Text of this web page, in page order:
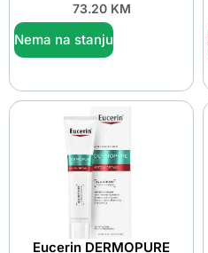
73.20 KM
Nema na stanju
Eucerin DERMOPURE